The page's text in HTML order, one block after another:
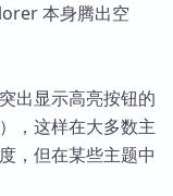
本身腾出空
出显示高亮按钮的
，这样在大多数主
，但在某些主题中